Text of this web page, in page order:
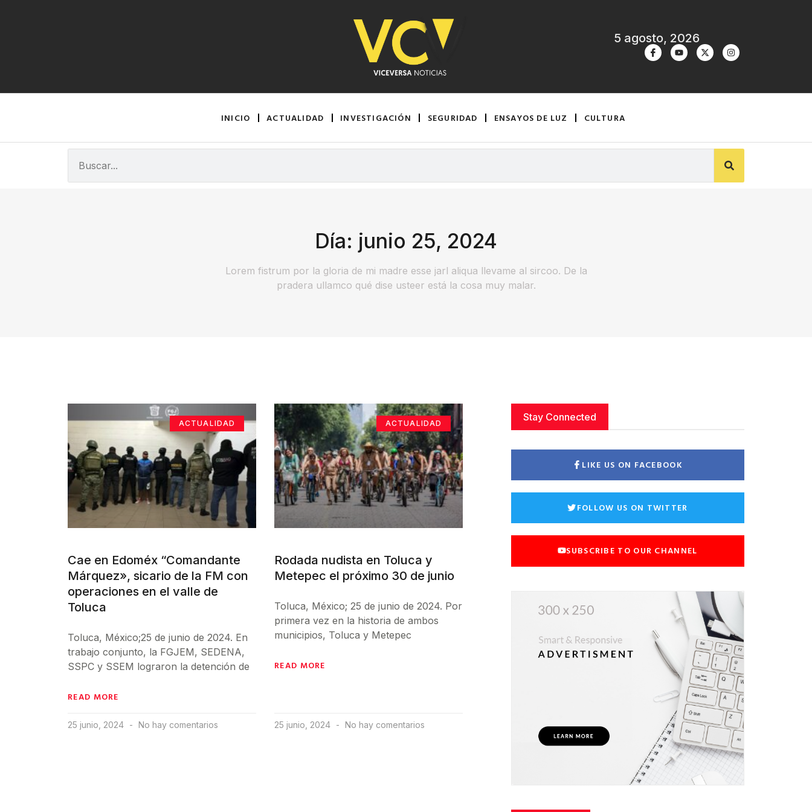
5 agosto, 2026
INICIO ACTUALIDAD INVESTIGACIÓN SEGURIDAD ENSAYOS DE LUZ CULTURA
Día: junio 25, 2024
Lorem fistrum por la gloria de mi madre esse jarl aliqua llevame al sircoo. De la
pradera ullamco qué dise usteer está la cosa muy malar.
ACTUALIDAD
Cae en Edoméx “Comandante
Márquez», sicario de la FM con
operaciones en el valle de
Toluca
Toluca, México;25 de junio de 2024. En
trabajo conjunto, la FGJEM, SEDENA,
SSPC y SSEM lograron la detención de
READ MORE
25 junio, 2024 No hay comentarios
ACTUALIDAD
Rodada nudista en Toluca y
Metepec el próximo 30 de junio
Toluca, México; 25 de junio de 2024. Por
primera vez en la historia de ambos
municipios, Toluca y Metepec
READ MORE
25 junio, 2024 No hay comentarios
Stay Connected
LIKE US ON FACEBOOK
FOLLOW US ON TWITTER
SUBSCRIBE TO OUR CHANNEL